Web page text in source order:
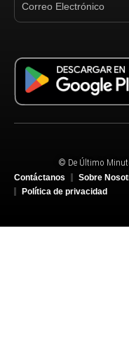
© De Último
Contáctanos
Sobre
Política de privacidad